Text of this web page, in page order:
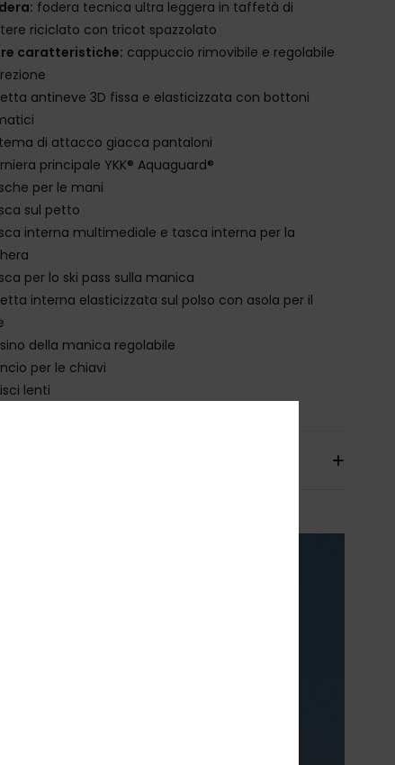
fodera tecnica ultra leggera in taffetà di
riciclato con tricot spazzolato
caratteristiche: cappuccio rimovibile e regolabile
antineve 3D fissa e elasticizzata con bottoni
di attacco giacca pantaloni
principale YKK® Aquaguard®
per le mani
sul petto
interna multimediale e tasca interna per la
per lo ski pass sulla manica
interna elasticizzata sul polso con asola per il
della manica regolabile
per le chiavi
lenti